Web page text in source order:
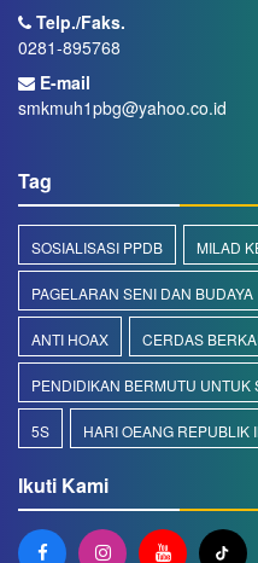
Telp./Faks.
0281-895768
E-mail
smkmuh1pbg@yahoo.co.id
Tag
SOSIALISASI PPDB MILAD
PAGELARAN SENI DAN BUDAYA
ANTI HOAX CERDAS
PENDIDIKAN BERMUTU UNTUK
5S HARI OEANG REPUBLIK
Ikuti Kami